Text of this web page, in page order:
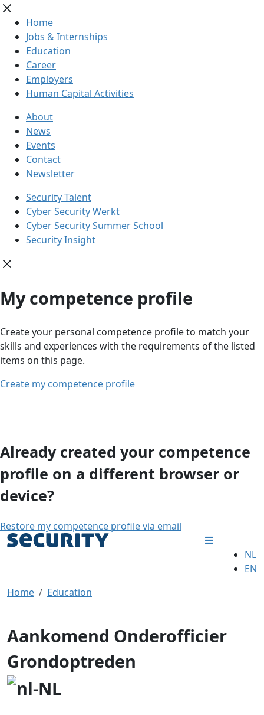
Home
Jobs & Internships
Education
Career
Employers
Human Capital Activities
About
News
Events
Contact
Newsletter
Security Talent
Cyber Security Werkt
Cyber Security Summer School
Security Insight
My competence profile
Create your personal competence profile to match your
skills and experiences with the requirements of the listed
items on this page.
Create my competence profile
Already created your competence
profile on a different browser or
device?
Restore my competence profile via email
NL
EN
Home
Education
Aankomend Onderofficier
Grondoptreden